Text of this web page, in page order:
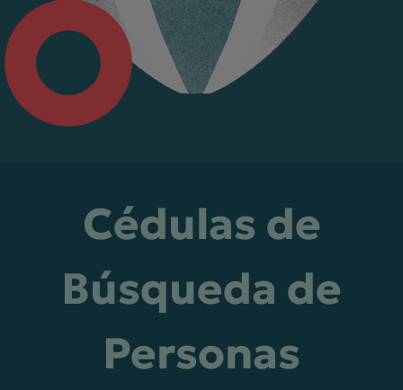
Cédulas de
Búsqueda de
Personas